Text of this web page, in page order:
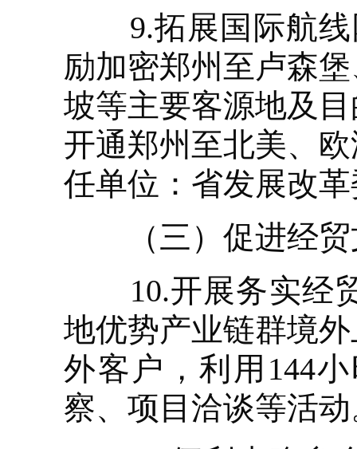
9.拓展国际航线
励加密郑州至卢森
坡等主要客源地及
开通郑州至北美、
任单位：省发展改
（三）促进经贸
10.开展务实经贸
地优势产业链群境
外客户，利用144
察、项目洽谈等活